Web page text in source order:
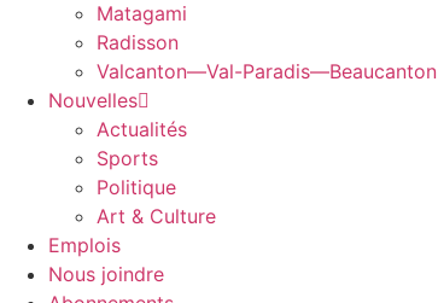
Matagami
Radisson
Valcanton—Val-Paradis—Beaucanton
Nouvelles
Actualités
Sports
Politique
Art & Culture
Emplois
Nous joindre